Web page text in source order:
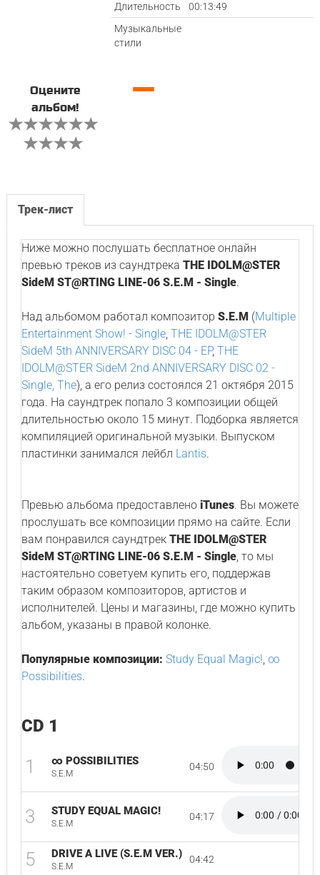
Длительность
00:13:49
Музыкальные
стили
Оцените
альбом!
—
Трек-лист
Ниже можно послушать бесплатное онлайн
превью треков из саундтрека THE IDOLM@STER
SideM ST@RTING LINE-06 S.E.M - Single.
Над альбомом работал композитор S.E.M(Multiple
Entertainment Show! - Single, THE IDOLM@STER
SideM 5th ANNIVERSARY DISC 04 - EP, THE
IDOLM@STER SideM 2nd ANNIVERSARY DISC 02 -
Single, The), а его релиз состоялся 21 октября 2015
года. На саундтрек попало 3 композиции общей
длительностью около 15 минут. Подборка является
компиляцией оригинальной музыки. Выпуском
пластинки занимался лейбл Lantis.
Превью альбома предоставлено iTunes. Вы можете
прослушать все композиции прямо на сайте. Если
вам понравился саундтрек THE IDOLM@STER
SideM ST@RTING LINE-06 S.E.M - Single, то мы
настоятельно советуем купить его, поддержав
таким образом композиторов, артистов и
исполнителей. Цены и магазины, где можно купить
альбом, указаны в правой колонке.
Популярные композиции: Study Equal Magic!, ∞
Possibilities.
CD 1
1 ∞ POSSIBILITIES
S.E.M
04:50
3 STUDY EQUAL MAGIC!
S.E.M
04:17
5 DRIVE A LIVE (S.E.M VER.)
S.E.M
04:42